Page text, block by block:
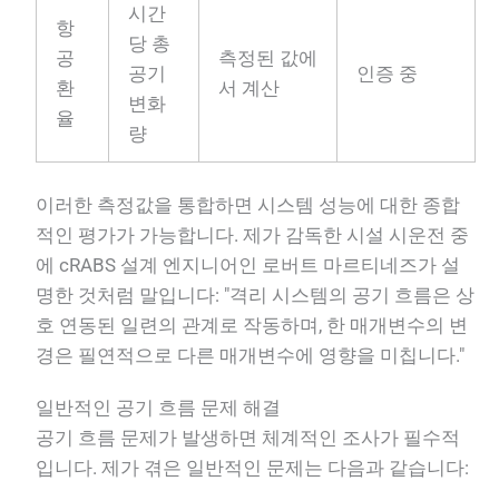
항
공
환
율
시간
당 총
공기
변화
량
측정된 값에
서 계산
인증 중
이러한 측정값을 통합하면 시스템 성능에 대한 종합
적인 평가가 가능합니다. 제가 감독한 시설 시운전 중
에 cRABS 설계 엔지니어인 로버트 마르티네즈가 설
명한 것처럼 말입니다: "격리 시스템의 공기 흐름은 상
호 연동된 일련의 관계로 작동하며, 한 매개변수의 변
경은 필연적으로 다른 매개변수에 영향을 미칩니다."
일반적인 공기 흐름 문제 해결
공기 흐름 문제가 발생하면 체계적인 조사가 필수적
입니다. 제가 겪은 일반적인 문제는 다음과 같습니다: